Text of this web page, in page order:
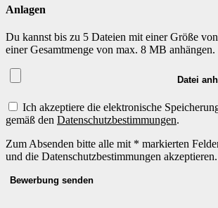
Anlagen
Du kannst bis zu 5 Dateien mit einer Größe
einer Gesamtmenge von max. 8 MB anhängen.
Datei
Ich akzeptiere die elektronische
gemäß den Datenschutzbestimmungen.
Zum Absenden bitte alle mit * markierten
und die Datenschutzbestimmungen akzeptieren.
Bewerbung senden